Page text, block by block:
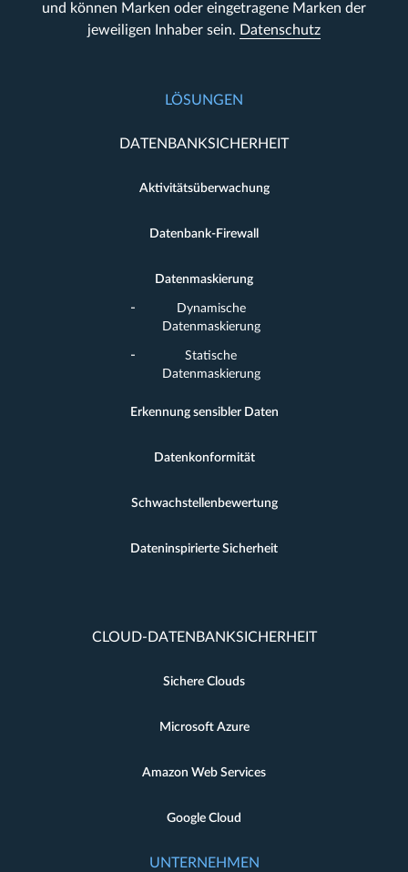
und können Marken oder eingetragene Marken der
jeweiligen Inhaber sein. Datenschutz
LÖSUNGEN
DATENBANKSICHERHEIT
Aktivitätsüberwachung
Datenbank-Firewall
Datenmaskierung
Dynamische
Datenmaskierung
Statische
Datenmaskierung
Erkennung sensibler Daten
Datenkonformität
Schwachstellenbewertung
Dateninspirierte Sicherheit
CLOUD-DATENBANKSICHERHEIT
Sichere Clouds
Microsoft Azure
Amazon Web Services
Google Cloud
UNTERNEHMEN